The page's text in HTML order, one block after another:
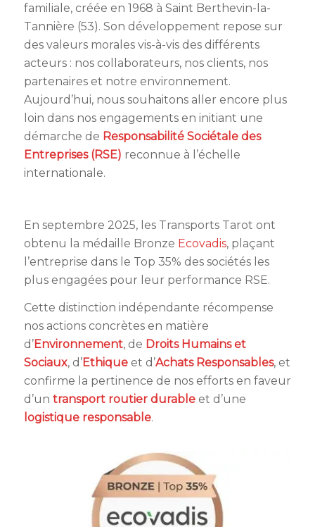
familiale, créée en 1968 à Saint Berthevin-la-
Tannière (53). Son développement repose sur
des valeurs morales vis-à-vis des différents
acteurs : nos collaborateurs, nos clients, nos
partenaires et notre environnement.
Aujourd’hui, nous souhaitons aller encore plus
loin dans nos engagements en initiant une
démarche de Responsabilité Sociétale des
Entreprises (RSE) reconnue à l’échelle
internationale.
En septembre 2025, les Transports Tarot ont
obtenu la médaille Bronze Ecovadis, plaçant
l’entreprise dans le Top 35% des sociétés les
plus engagées pour leur performance RSE.
Cette distinction indépendante récompense
nos actions concrètes en matière
d’Environnement, de Droits Humains et
Sociaux, d’Ethiqueet d’Achats Responsables, et
confirme la pertinence de nos efforts en faveur
d’un transport routier durableet d’une
logistique responsable.